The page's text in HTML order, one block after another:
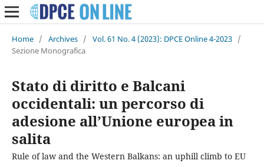
Home / Archives / Vol. 61 No. 4 (2023): DPCE Online 4-2023 /
Sezione Monografica
Stato di diritto e Balcani
occidentali: un percorso di
adesione all’Unione europea in
salita
Rule of law and the Western Balkans: an uphill climb to EU